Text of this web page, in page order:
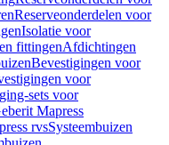
Reserveonderdelen voor
Isolatie voor
fittingenAfdichtingen
Bevestigingen voor
voor
sets voor
Mapress
rvsSysteembuizen